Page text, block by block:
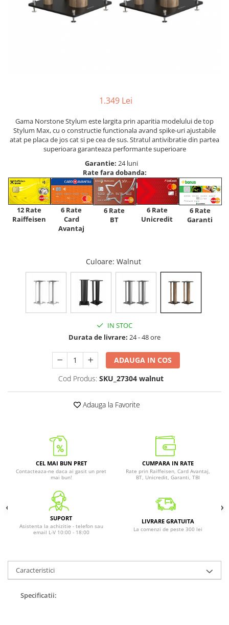
1.349 Lei
Gama Norstone Stylum este largita prin aparitia modelului de top
Stylum Max, cu o constructie functionala avand spike-uri ajustabile
atat pe placa de jos cat si pe cea de sus. Stratul antivibratie din partea
superioara garanteaza performante superioare
Garantie: 24 luni
Rate fara dobanda:
12 Rate
Raiffeisen
6 Rate
Card
Avantaj
6 Rate
BT
6 Rate
Unicredit
6 Rate
Garanti
Culoare: Walnut
IN STOC
Durata de livrare: 24 - 48 ore
ADAUGA IN COS
Cod Produs: SKU_27304 walnut
Adauga la Favorite
CEL MAI BUN PRET
Contacteaza-ne daca ai gasit un pret
mai bun!
CUMPARA IN RATE
Rate prin Raiffeisen, Card Avantaj,
BT, Unicredit, Garanti, TBI
SUPORT
Asistenta la achizitie - telefon sau
email L-V 10:00 - 18:00
LIVRARE GRATUITA
La comenzi de peste 300 lei
Caracteristici
Specificatii: